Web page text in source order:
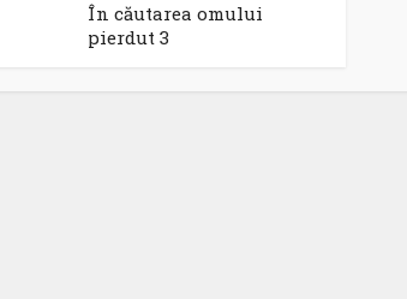
În căutarea omului
pierdut 3